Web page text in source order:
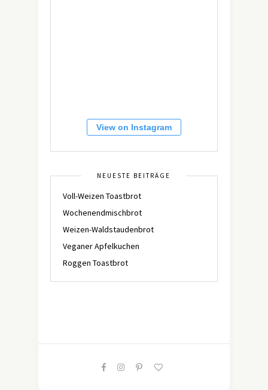
View on Instagram
NEUESTE BEITRÄGE
Voll-Weizen Toastbrot
Wochenendmischbrot
Weizen-Waldstaudenbrot
Veganer Apfelkuchen
Roggen Toastbrot